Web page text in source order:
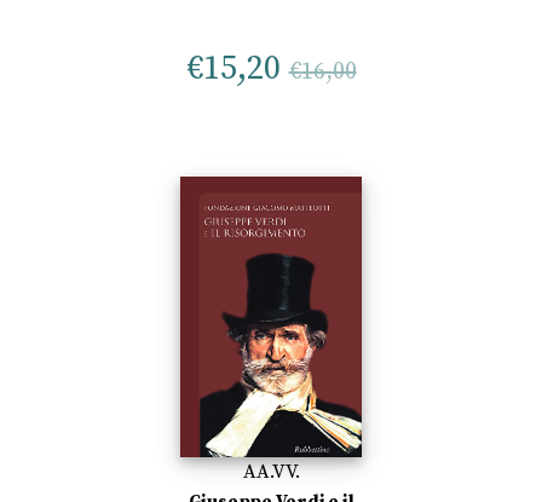
€15,20 €16,00
AA.VV.